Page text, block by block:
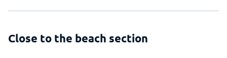
Close to the beach section